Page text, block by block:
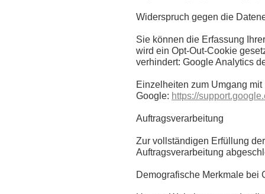
Widerspruch gegen die
Sie können die Erfassung
wird ein Opt-Out-Cookie
verhindert: Google Analytics
Einzelheiten zum Umgang
Google: https://
Auftragsverarbeitung
Zur vollständigen Erfüllung
Auftragsverarbeitung
Demografische Merkmale bei